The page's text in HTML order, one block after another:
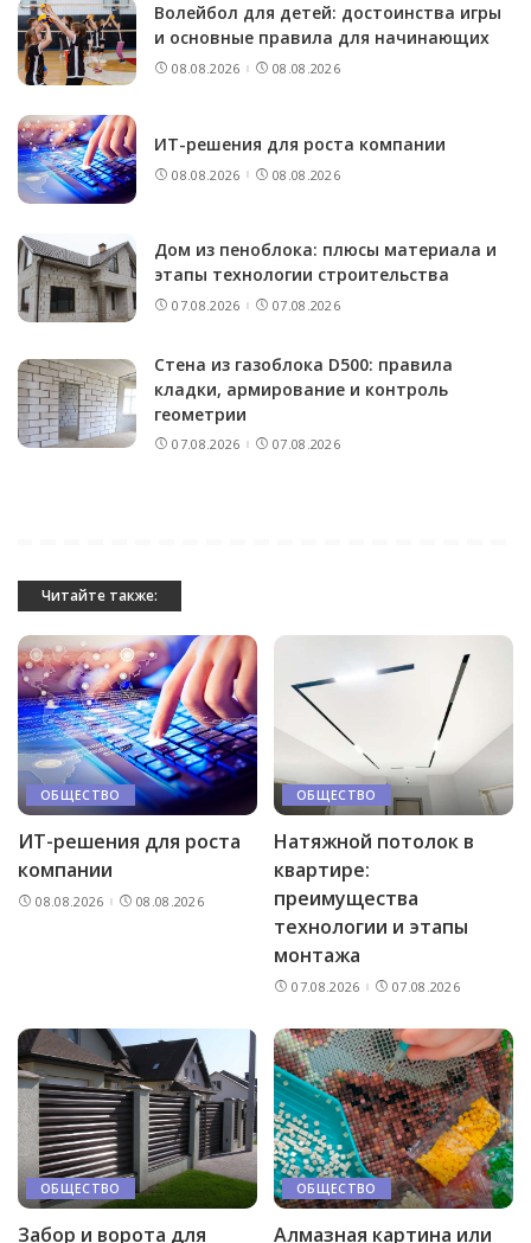
Волейбол для детей: достоинства игры
и основные правила для начинающих
08.08.2026 08.08.2026
ИТ-решения для роста компании
08.08.2026 08.08.2026
Дом из пеноблока: плюсы материала и
этапы технологии строительства
07.08.2026 07.08.2026
Стена из газоблока D500: правила
кладки, армирование и контроль
геометрии
07.08.2026 07.08.2026
Читайте также:
ОБЩЕСТВО
ИТ-решения для роста
компании
08.08.2026 08.08.2026
ОБЩЕСТВО
Натяжной потолок в
квартире:
преимущества
технологии и этапы
монтажа
07.08.2026 07.08.2026
ОБЩЕСТВО
Забор и ворота для
ОБЩЕСТВО
Алмазная картина или